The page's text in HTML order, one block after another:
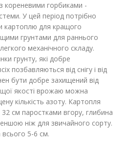
кореневими горбиками -
У цей період потрібно
картоплю для кращого
грунтами для раннього
механічного складу.
грунту, які добре
позбавляються від снігу і від
бути добре захищений від
якості врожаю можна
кількість азоту. Картопля
см паростками вгору, глибина
ніж для звичайного сорту.
5-6 см.